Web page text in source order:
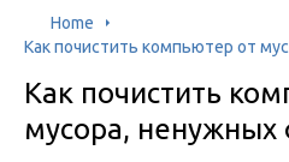
Home
Как почистить компьютер от
Как почистить
мусора, ненужных